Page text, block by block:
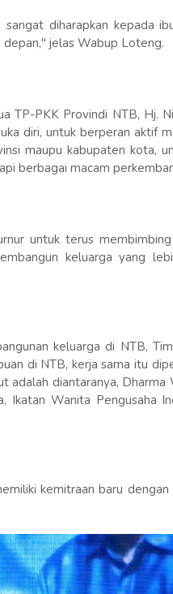
diharapkan kepada
depan," jelas Wabup Loteng.
TP-PKK Provindi NTB, Hj.
diri, untuk berperan aktif
maupu kabupaten kota,
berbagai macam
untuk terus
keluarga yang
keluarga di NTB,
di NTB, kerja sama itu
adalah diantaranya,
Ikatan Wanita Pengusaha
kemitraan baru